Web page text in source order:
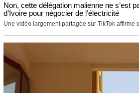
Non, cette délégation malienne ne s’est
d’Ivoire pour négocier de l’électricité
Une vidéo largement partagée sur TikTok affirme